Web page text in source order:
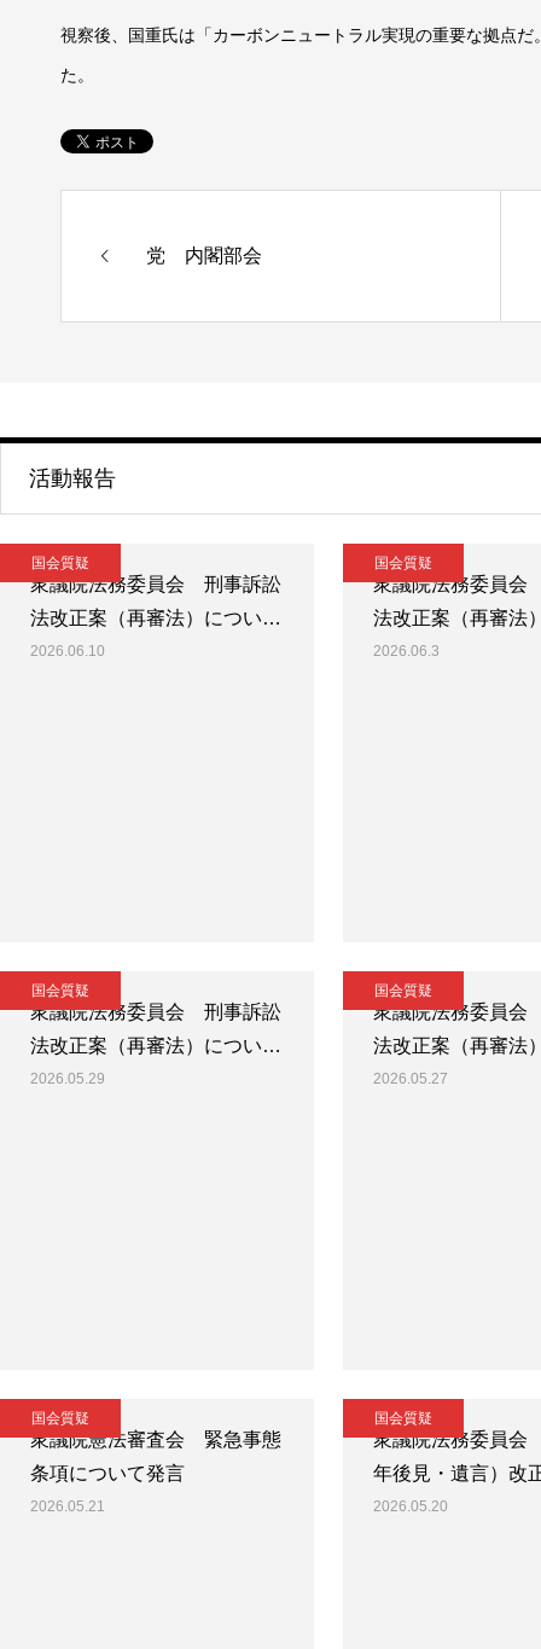
視察後、国重氏は「カーボンニュートラル実現の重要な拠点
た。
党 内閣部会
活動報告
国会質疑
衆議院法務委員会 刑事訴訟
法改正案（再審法）につい…
2026.06.10
国会質疑
衆議院法務委員
法改正案（再審法
2026.06.3
国会質疑
衆議院法務委員会 刑事訴訟
法改正案（再審法）につい…
2026.05.29
国会質疑
衆議院法務委員
法改正案（再審法
2026.05.27
国会質疑
衆議院憲法審査会 緊急事態
条項について発言
2026.05.21
国会質疑
衆議院法務委員
年後見・遺言）改
2026.05.20